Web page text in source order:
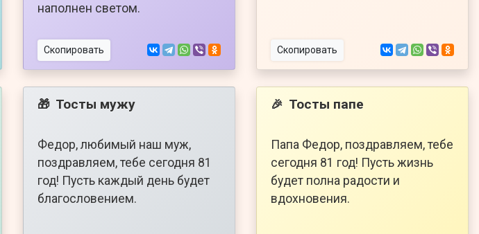
наполнен светом.
Скопировать Скопировать
🎁 Тосты мужу
Федор, любимый наш муж,
поздравляем, тебе сегодня 81
год! Пусть каждый день будет
благословением.
🎉 Тосты папе
Папа Федор, поздравляем, тебе
сегодня 81 год! Пусть жизнь
будет полна радости и
вдохновения.